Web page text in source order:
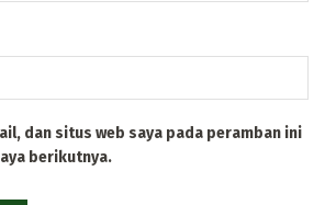
dan situs web saya pada peramban ini
berikutnya.